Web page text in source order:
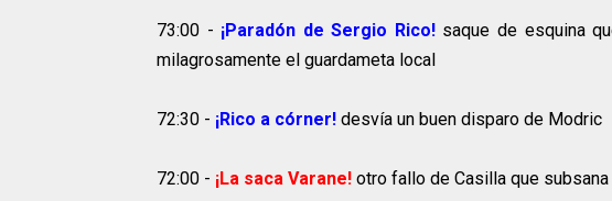
73:00 - ¡Paradón de Sergio Rico!saque de esquina
milagrosamente el guardameta local
72:30 - ¡Rico a córner! desvía un buen disparo de Modric
72:00 - ¡La saca Varane! otro fallo de Casilla que